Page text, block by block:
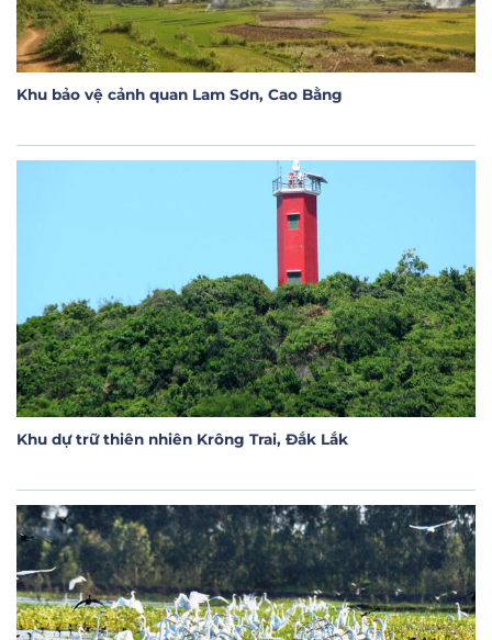
Khu bảo vệ cảnh quan Lam Sơn, Cao Bằng
Khu dự trữ thiên nhiên Krông Trai, Đắk Lắk